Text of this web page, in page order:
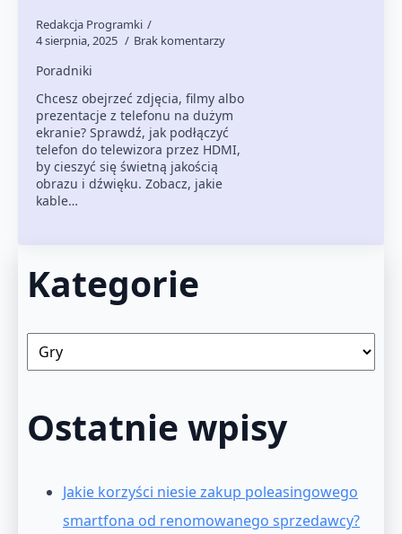
Redakcja Programki
4 sierpnia, 2025
Brak komentarzy
Poradniki
Chcesz obejrzeć zdjęcia, filmy albo
prezentacje z telefonu na dużym
ekranie? Sprawdź, jak podłączyć
telefon do telewizora przez HDMI,
by cieszyć się świetną jakością
obrazu i dźwięku. Zobacz, jakie
kable…
Kategorie
Kategorie
Ostatnie wpisy
Jakie korzyści niesie zakup poleasingowego
smartfona od renomowanego sprzedawcy?